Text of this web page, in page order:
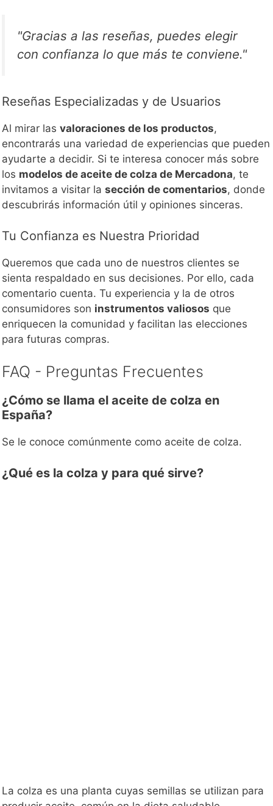
"Gracias a las reseñas, puedes elegir
con confianza lo que más te conviene."
Reseñas Especializadas y de Usuarios
Al mirar las valoraciones de los productos,
encontrarás una variedad de experiencias que pueden
ayudarte a decidir. Si te interesa conocer más sobre
los modelos de aceite de colza de Mercadona, te
invitamos a visitar la sección de comentarios, donde
descubrirás información útil y opiniones sinceras.
Tu Confianza es Nuestra Prioridad
Queremos que cada uno de nuestros clientes se
sienta respaldado en sus decisiones. Por ello, cada
comentario cuenta. Tu experiencia y la de otros
consumidores son instrumentos valiosos que
enriquecen la comunidad y facilitan las elecciones
para futuras compras.
FAQ - Preguntas Frecuentes
¿Cómo se llama el aceite de colza en
España?
Se le conoce comúnmente como aceite de colza.
¿Qué es la colza y para qué sirve?
La colza es una planta cuyas semillas se utilizan para